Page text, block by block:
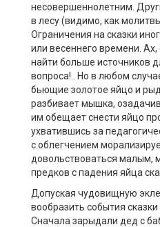
несовершеннолетним.
в лесу (видимо, как
Ограничения на сказки
или весеннего времени.
найти больше источников
вопроса!.. Но в любом
бьющие золотое яйцо и
разбивает мышка,
им обещает снести яйцо
ухватившись за
с облегчением
довольствоваться малым,
предков с падения яйца
Допуская чудовищную
вообразить события
Сначала зарыдали дед с